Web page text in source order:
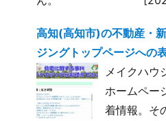
高知(高知市)の不動産・
ジングトップページへの
メイクハウ
ホームペー
着情報。そ